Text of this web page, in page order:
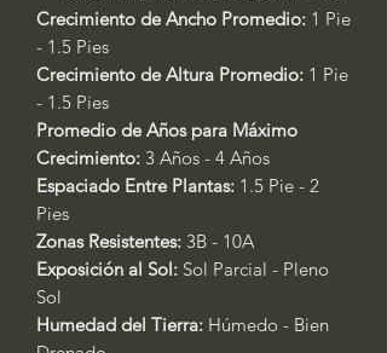
Crecimiento de Ancho Promedio: 1 Pie
- 1.5 Pies
Crecimiento de Altura Promedio: 1 Pie
- 1.5 Pies
Promedio de Años para Máximo
Crecimiento: 3 Años - 4 Años
Espaciado Entre Plantas: 1.5 Pie - 2
Pies
Zonas Resistentes: 3B - 10A
Exposición al Sol: Sol Parcial - Pleno
Sol
Humedad del Tierra: Húmedo - Bien